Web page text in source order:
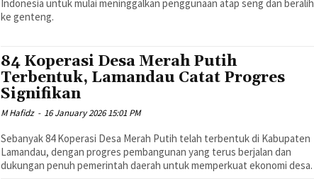
Indonesia untuk mulai meninggalkan penggunaan atap seng dan beralih
ke genteng.
84 Koperasi Desa Merah Putih
Terbentuk, Lamandau Catat Progres
Signifikan
M Hafidz - 16 January 2026 15:01 PM
Sebanyak 84 Koperasi Desa Merah Putih telah terbentuk di Kabupaten
Lamandau, dengan progres pembangunan yang terus berjalan dan
dukungan penuh pemerintah daerah untuk memperkuat ekonomi desa.